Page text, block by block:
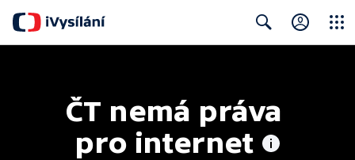
ČT nemá práva
pro internet